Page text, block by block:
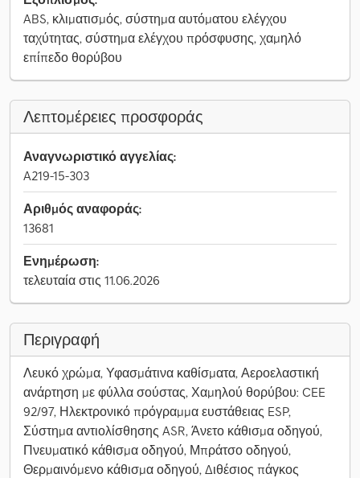
ABS, κλιματισμός, σύστημα αυτόματου ελέγχου
ταχύτητας, σύστημα ελέγχου πρόσφυσης, χαμηλό
επίπεδο θορύβου
Λεπτομέρειες προσφοράς
Αναγνωριστικό αγγελίας:
A219-15-303
Αριθμός αναφοράς:
13681
Ενημέρωση:
τελευταία στις 11.06.2026
Περιγραφή
Λευκό χρώμα, Υφασμάτινα καθίσματα, Αεροελαστική
ανάρτηση με φύλλα σούστας, Χαμηλού θορύβου: CEE
92/97, Ηλεκτρονικό πρόγραμμα ευστάθειας ESP,
Σύστημα αντιολίσθησης ASR, Άνετο κάθισμα οδηγού,
Πνευματικό κάθισμα οδηγού, Μπράτσο οδηγού,
Θερμαινόμενο κάθισμα οδηγού, Διθέσιος πάγκος